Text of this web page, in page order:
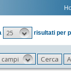
25 risultati per
campi